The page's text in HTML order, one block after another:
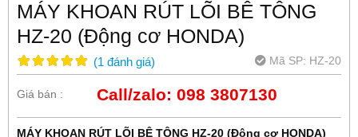
MÁY KHOAN RÚT LÕI BÊ TÔNG
HZ-20 (Động cơ HONDA)
(1 đánh giá) Mã SP: HZ-20
Giá bán : Call/zalo: 098 3807130
MÁY KHOAN RÚT LÕI BÊ TÔNG HZ-20 (Động cơ HONDA)